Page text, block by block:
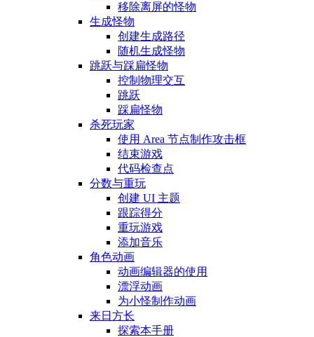
移除离屏的怪物
生成怪物
创建生成路径
随机生成怪物
跳跃与踩扁怪物
控制物理交互
跳跃
踩扁怪物
杀死玩家
使用 Area 节点制作攻击框
结束游戏
代码检查点
分数与重玩
创建 UI 主题
跟踪得分
重玩游戏
添加音乐
角色动画
动画编辑器的使用
漂浮动画
为小怪制作动画
来日方长
探索本手册